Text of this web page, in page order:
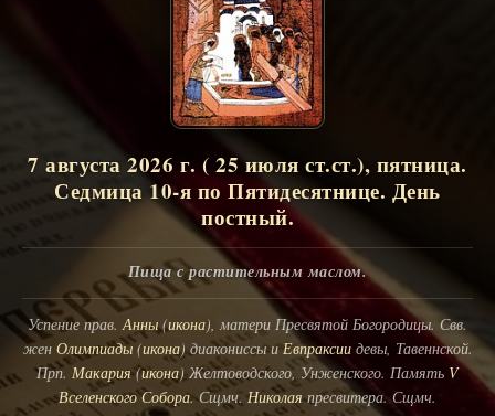
7 августа 2026 г. ( 25 июля ст.ст.), пятница.
Седмица 10-я по Пятидесятнице. День
постный.
Пища с растительным маслом.
Успение прав.Анны(икона), матери Пресвятой Богородицы. Свв.
жен Олимпиады(икона) диакониссы иЕвпраксиидевы, Тавеннской.
Прп. Макария(икона) Желтоводского, Унженского. Память V
Вселенского Собора. Сщмч.Николаяпресвитера. Сщмч.